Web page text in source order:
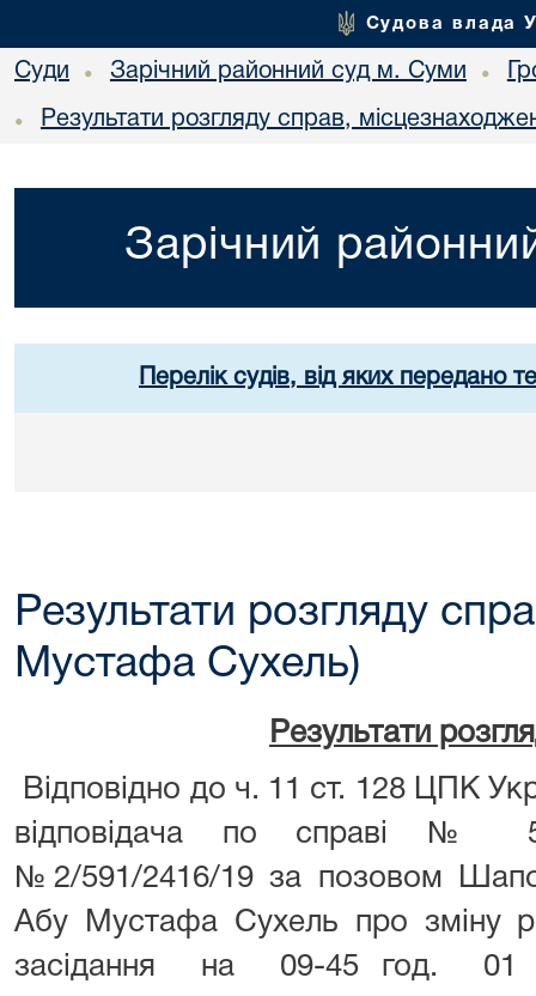
Судова влада
Суди • Зарічний районний суд м. Суми •
• Результати розгляду справ,
Зарічний
Перелік судів, від яких передано
Результати розгляду
Мустафа Сухель)
Результати
Відповідно до ч. 11 ст. 128 ЦПК
відповідача по справі №
№2/591/2416/19 за позовом
Абу Мустафа Сухель про зміну
засідання на 09-45 год. 01